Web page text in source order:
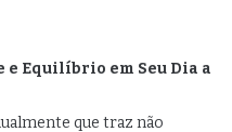
Equilíbrio em Seu Dia a
que traz não